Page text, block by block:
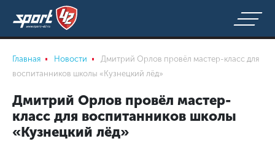
Главная Новости
Дмитрий Орлов провёл мастер-класс для
воспитанников школы «Кузнецкий лёд»
Дмитрий Орлов провёл мастер-
класс для воспитанников школы
«Кузнецкий лёд»